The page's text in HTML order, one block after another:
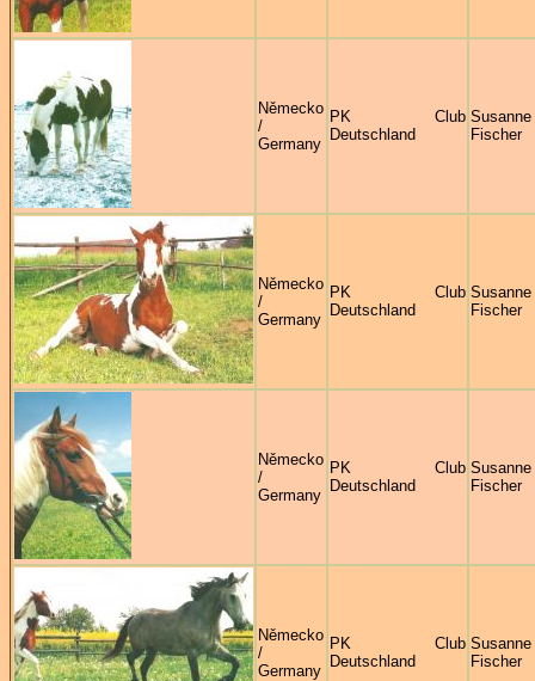
Německo
/
Germany
PK Club
Deutschland
Susanne
Fischer
Německo
/
Germany
PK Club
Deutschland
Susanne
Fischer
Německo
/
Germany
PK Club
Deutschland
Susanne
Fischer
Německo
/
Germany
PK Club
Deutschland
Susanne
Fischer